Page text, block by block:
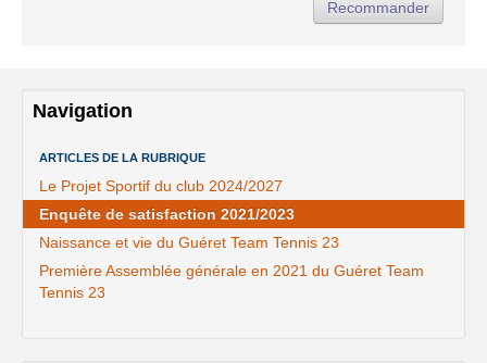
Navigation
ARTICLES DE LA RUBRIQUE
Le Projet Sportif du club 2024/2027
Enquête de satisfaction 2021/2023
Naissance et vie du Guéret Team Tennis 23
Première Assemblée générale en 2021 du Guéret Team
Tennis 23